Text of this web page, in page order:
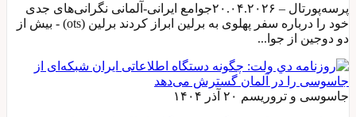
پرسه‌پورتال – ۲۰.۰۴.۲۰۲۶جوامع ایرانی-آلمانی نگرانی‌های جدی
خود را درباره سفر پهلوی به برلین ابراز کردند برلین (ots) - بیش از
دو دوجین از جوا...
جاسوسی و تروریسم ۲۰ آذر ۱۴۰۴